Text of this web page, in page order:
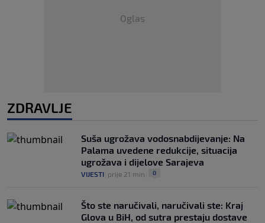
Oglas
ZDRAVLJE
Suša ugrožava vodosnabdijevanje: Na
Palama uvedene redukcije, situacija
ugrožava i dijelove Sarajeva
VIJESTI prije 21 min 0
Što ste naručivali, naručivali ste: Kraj
Glova u BiH, od sutra prestaju dostave